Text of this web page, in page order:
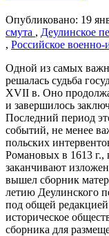
Опубликовано: 19
смута , Деулинское
, Российское военно-
Одной из самых
решалась судьба
XVII в. Оно
и завершилось
Последний период
событий, не менее
польских
Романовых в 1613 г.,
заканчивают
вышел сборник
летию Деулинского
под общей
историческое
сборника для